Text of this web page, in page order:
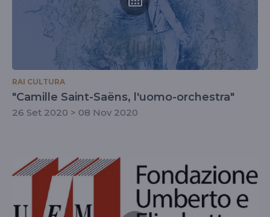
RAI CULTURA
"Camille Saint-Saëns, l'uomo-orchestra"
26 Set 2020 > 08 Nov 2020